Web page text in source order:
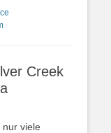
Creek
viele